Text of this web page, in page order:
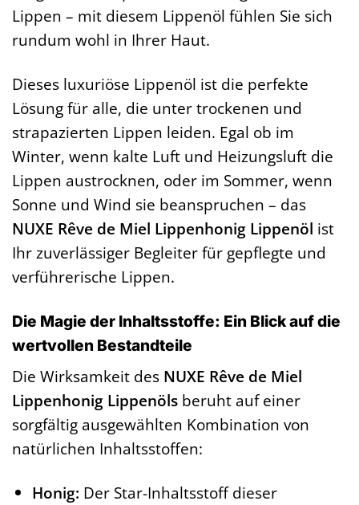
Lippen – mit diesem Lippenöl fühlen Sie sich
rundum wohl in Ihrer Haut.
Dieses luxuriöse Lippenöl ist die perfekte
Lösung für alle, die unter trockenen und
strapazierten Lippen leiden. Egal ob im
Winter, wenn kalte Luft und Heizungsluft die
Lippen austrocknen, oder im Sommer, wenn
Sonne und Wind sie beanspruchen – das
NUXE Rêve de Miel Lippenhonig Lippenöl ist
Ihr zuverlässiger Begleiter für gepflegte und
verführerische Lippen.
Die Magie der Inhaltsstoffe: Ein Blick auf die
wertvollen Bestandteile
Die Wirksamkeit des NUXE Rêve de Miel
Lippenhonig Lippenöls beruht auf einer
sorgfältig ausgewählten Kombination von
natürlichen Inhaltsstoffen:
Honig: Der Star-Inhaltsstoff dieser